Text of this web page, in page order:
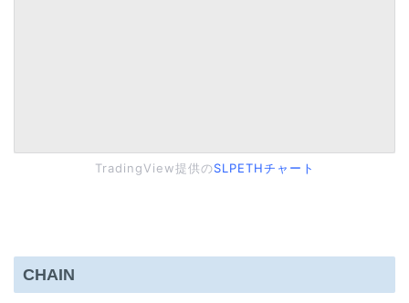
TradingView提供のSLPETHチャート
CHAIN